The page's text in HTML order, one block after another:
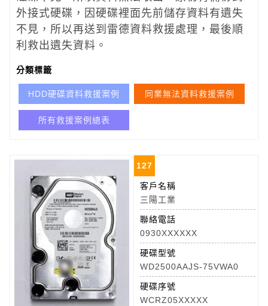
外接式硬碟，因硬碟裡面先前儲存資料有遺失
不見，所以再送到雷德資料救援處理，最後順
利救出遺失資料。
分類標籤
HDD硬碟資料救援案例 同業無法資料救援案例
所有救援案例總表
127
客戶名稱
三陽工業
聯絡電話
0930XXXXXX
硬碟型號
WD2500AAJS-75VWA0
硬碟序號
WCRZ05XXXXX